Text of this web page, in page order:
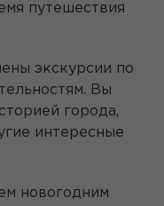
путешествия
экскурсии по
Вы
города,
интересные
новогодним